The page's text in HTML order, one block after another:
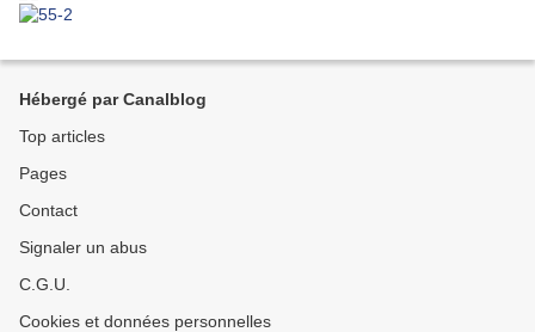
Hébergé par Canalblog
Top articles
Pages
Contact
Signaler un abus
C.G.U.
Cookies et données personnelles